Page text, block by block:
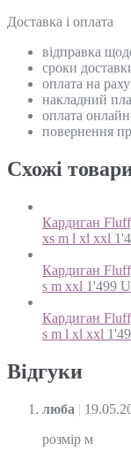
Доставка і оплата
відправка
сроки
оплата на
накладний
оплата
повернення
Схожi
Кардиган
xs m l xl xxl
Кардиган
s m xxl 1'499
Кардиган
s m l xl xxl
Відгуки
люба |
розмір м